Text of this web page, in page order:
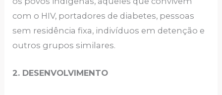
com o HIV, portadores de diabetes, pessoas
sem residência fixa, indivíduos em detenção e
outros grupos similares.
2. DESENVOLVIMENTO